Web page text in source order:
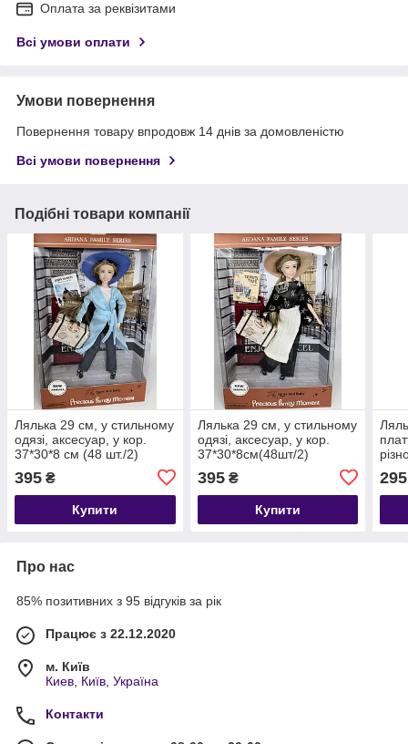
Оплата за реквізитами
Всі умови оплати
Умови повернення
Повернення товару впродовж 14 днів за домовленістю
Всі умови повернення
Подібні товари компанії
Лялька 29 см, у стильному
одязі, аксесуар, у кор.
37*30*8 см (48 шт./2)
395 ₴
Купити
Лялька 29 см, у стильному
одязі, аксесуар, у кор.
37*30*8см(48шт/2)
395₴
Купити
295
Про нас
85% позитивних з 95 відгуків за рік
Працює з 22.12.2020
м. Київ
Киев, Київ, Україна
Контакти